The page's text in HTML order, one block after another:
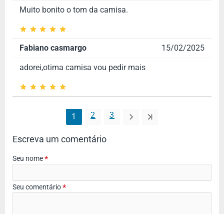
Muito bonito o tom da camisa.
Fabiano casmargo 15/02/2025
adorei,otima camisa vou pedir mais
1 2 3
Escreva um comentário
Seu nome
Seu comentário